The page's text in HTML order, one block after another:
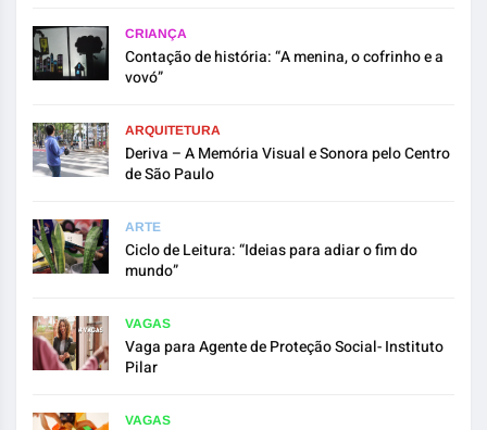
CRIANÇA
Contação de história: “A menina, o cofrinho e a
vovó”
ARQUITETURA
Deriva – A Memória Visual e Sonora pelo Centro
de São Paulo
ARTE
Ciclo de Leitura: “Ideias para adiar o fim do
mundo”
VAGAS
Vaga para Agente de Proteção Social- Instituto
Pilar
VAGAS